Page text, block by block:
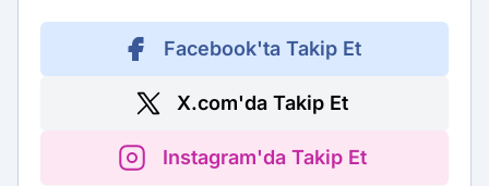
Facebook'ta Takip Et
X.com'da Takip Et
Instagram'da Takip Et